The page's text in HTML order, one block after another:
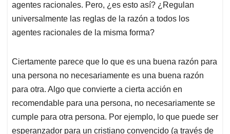
agentes racionales. Pero, ¿es esto así? ¿Regulan
universalmente las reglas de la razón a todos los
agentes racionales de la misma forma?
Ciertamente parece que lo que es una buena razón para
una persona no necesariamente es una buena razón
para otra. Algo que convierte a cierta acción en
recomendable para una persona, no necesariamente se
cumple para otra persona. Por ejemplo, lo que puede ser
esperanzador para un cristiano convencido (a través de